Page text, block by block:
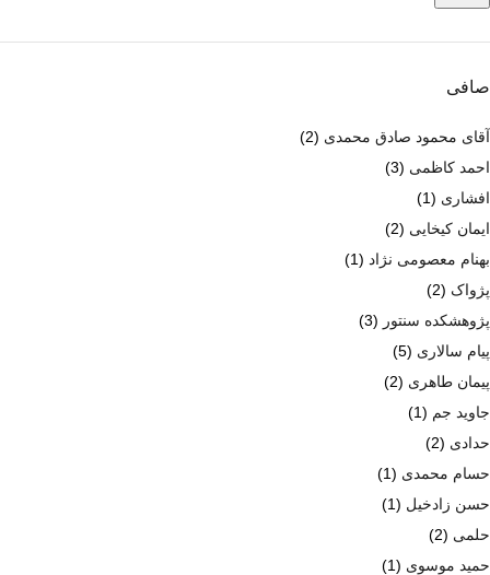
صافی
آقای محمود صادق محمدی (2)
احمد کاظمی (3)
افشاری (1)
ایمان کیخایی (2)
بهنام معصومی نژاد (1)
پژواک (2)
پژوهشکده سنتور (3)
پیام سالاری (5)
پیمان طاهری (2)
جاوید جم (1)
حدادی (2)
حسام محمدی (1)
حسن زادخیل (1)
حلمی (2)
حمید موسوی (1)